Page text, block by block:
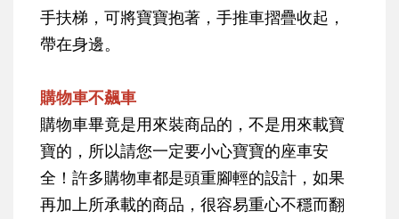
手扶梯，可將寶寶抱著，手推車摺疊收起，
帶在身邊。
購物車不飆車
購物車畢竟是用來裝商品的，不是用來載寶
寶的，所以請您一定要小心寶寶的座車安
全！許多購物車都是頭重腳輕的設計，如果
再加上所承載的商品，很容易重心不穩而翻